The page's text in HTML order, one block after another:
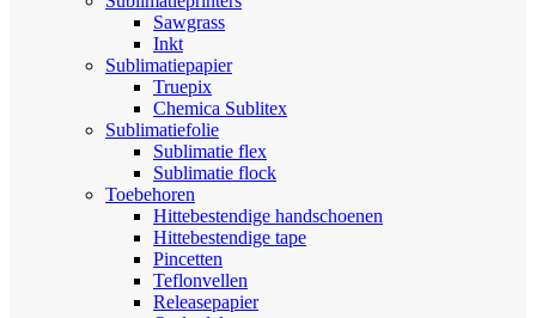
Sawgrass
Inkt
Sublimatiepapier
Truepix
Chemica Sublitex
Sublimatiefolie
Sublimatie flex
Sublimatie flock
Toebehoren
Hittebestendige handschoenen
Hittebestendige tape
Pincetten
Teflonvellen
Releasepapier